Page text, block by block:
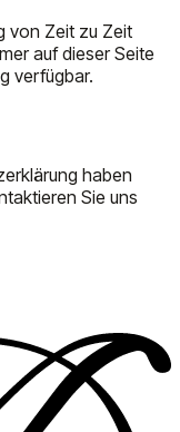
von Zeit zu Zeit
auf dieser Seite
verfügbar.
haben
Sie uns